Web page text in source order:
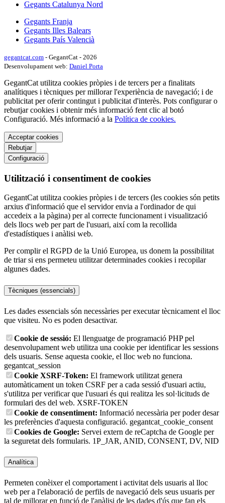
Gegants Catalunya Nord
Gegants Franja
Gegants Illes Balears
Gegants País Valencià
gegantcat.com - GegantCat - 2026
Desenvolupament web: Daniel Porta
GegantCat utilitza cookies pròpies i de tercers per a finalitats
analítiques i tècniques per millorar l'experiència de navegació; i de
publicitat per oferir contingut i publicitat d'interès. Pots configurar o
rebutjar cookies i obtenir més informació fent clic al botó
Configuració. Més informació a la Política de cookies.
Acceptar cookies
Rebutjar
Configuració
Utilització i consentiment de cookies
GegantCat utilitza cookies pròpies i de tercers (les cookies són petits
arxius d'informació que el servidor envia a l'ordinador de qui
accedeix a la pàgina) per al correcte funcionament i visualització
dels llocs web per part de l'usuari, així com la recollida
d'estadístiques i anàlisi web.
Per complir el RGPD de la Unió Europea, us donem la possibilitat
de triar si ens permeteu utilitzar determinades cookies i recopilar
algunes dades.
Tècniques (essencials)
Les dades essencials són necessàries per executar tècnicament el lloc
que visiteu. No es poden desactivar.
Cookie de sessió: El llenguatge de programació PHP pel
desenvolupament web utilitza una cookie per identificar les sessions
dels usuaris. Sense aquesta cookie, el lloc web no funciona.
gegantcat_session
Cookie XSRF-Token: El framework utilitzat genera
automàticament un token CSRF per a cada sessió d'usuari actiu,
s'utilitza per verificar que l'usuari és qui realitza les sol·licituds de
formulari des del web. XSRF-TOKEN
Cookie de consentiment: Informació necessària per poder desar
les preferències d'aquesta configuració. gegantcat_cookie_consent
Cookies de Google: Servei extern de reCaptcha de Google per
la seguretat dels formularis. 1P_JAR, ANID, CONSENT, DV, NID
Analítica
Permeten conèixer el comportament i activitat dels usuaris al lloc
web per a l'elaboració de perfils de navegació dels seus usuaris per
tal de millorar en funció de l'anàlisi de les dades d'ús que fan els